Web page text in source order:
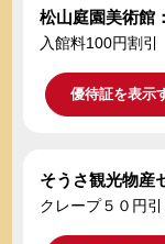
松山庭園美術館
入館料100円割引
優待証を表示
そうさ観光物産
クレープ５０円